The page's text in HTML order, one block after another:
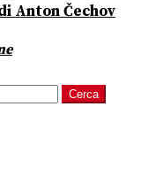
Anton Čechov